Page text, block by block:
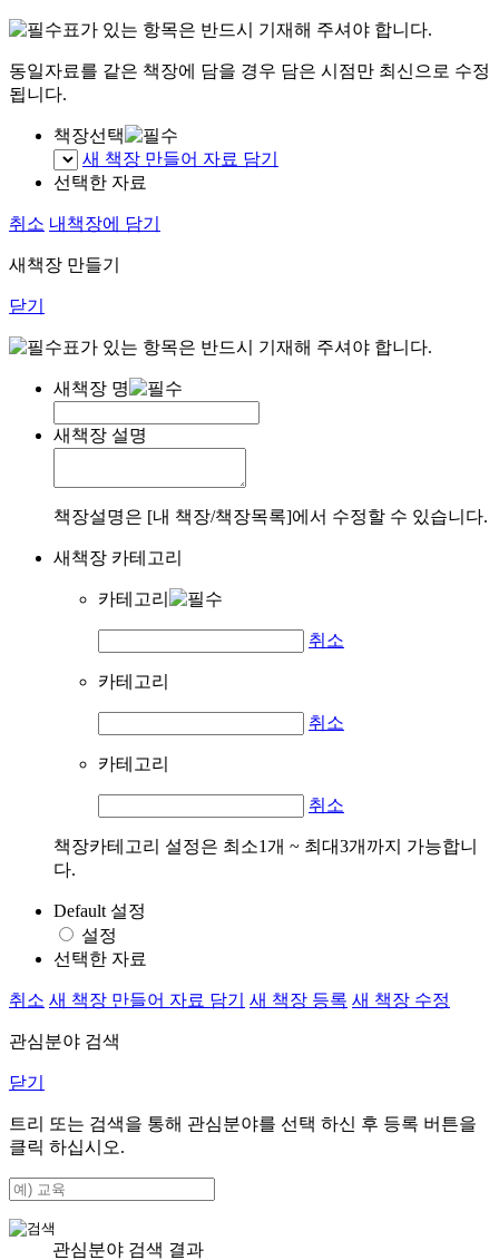
표가 있는 항목은 반드시 기재해 주셔야 합니다.
동일자료를 같은 책장에 담을 경우 담은 시점만 최신으로 수정
됩니다.
책장선택
새 책장 만들어 자료 담기
선택한 자료
취소 내책장에 담기
새책장 만들기
닫기
표가 있는 항목은 반드시 기재해 주셔야 합니다.
새책장 명
새책장 설명
책장설명은 [내 책장/책장목록]에서 수정할 수 있습니다.
새책장 카테고리
카테고리
취소
카테고리
취소
카테고리
취소
책장카테고리 설정은 최소1개 ~ 최대3개까지 가능합니
다.
Default 설정
설정
선택한 자료
취소 새 책장 만들어 자료 담기 새 책장 등록 새 책장 수정
관심분야 검색
닫기
트리 또는 검색을 통해 관심분야를 선택 하신 후 등록 버튼을
클릭 하십시오.
관심분야 검색 결과